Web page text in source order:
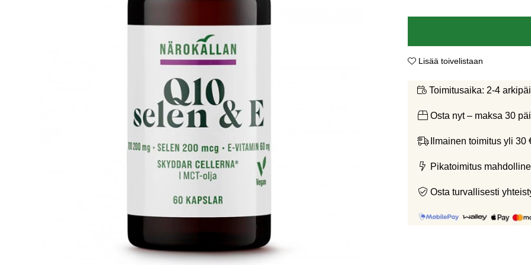
Lisää toivelistaan
Toimitusaika: 2-4
Osta nyt – maksa 30
Ilmainen toimitus yli 30
Pikatoimitus
Osta turvallisesti